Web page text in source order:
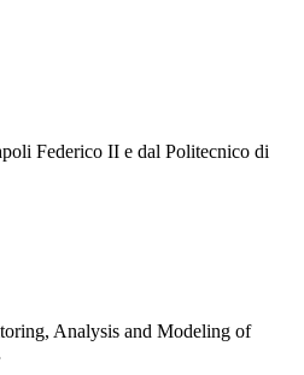
Federico II e dal Politecnico di
Analysis and Modeling of